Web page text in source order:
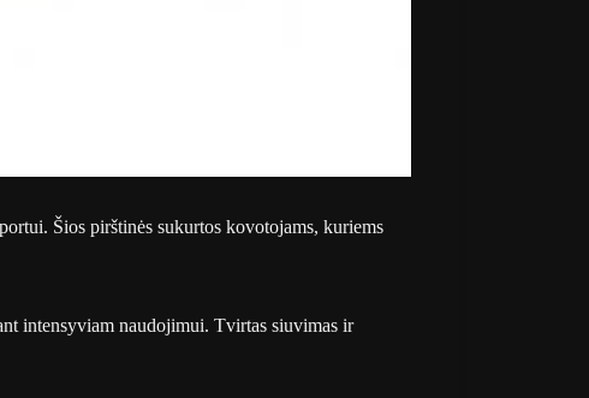
Šios pirštinės sukurtos kovotojams, kuriems
intensyviam naudojimui. Tvirtas siuvimas ir